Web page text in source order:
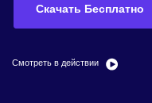
Фотография
Пользователи Фильмов
Контактная
Вся
Технические
Полный
Скачать Бесплатно
Смотреть в действии